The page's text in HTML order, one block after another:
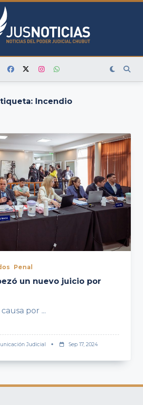
Incendio
Penal
un nuevo juicio por
por ...
Judicial Sep 17, 2024